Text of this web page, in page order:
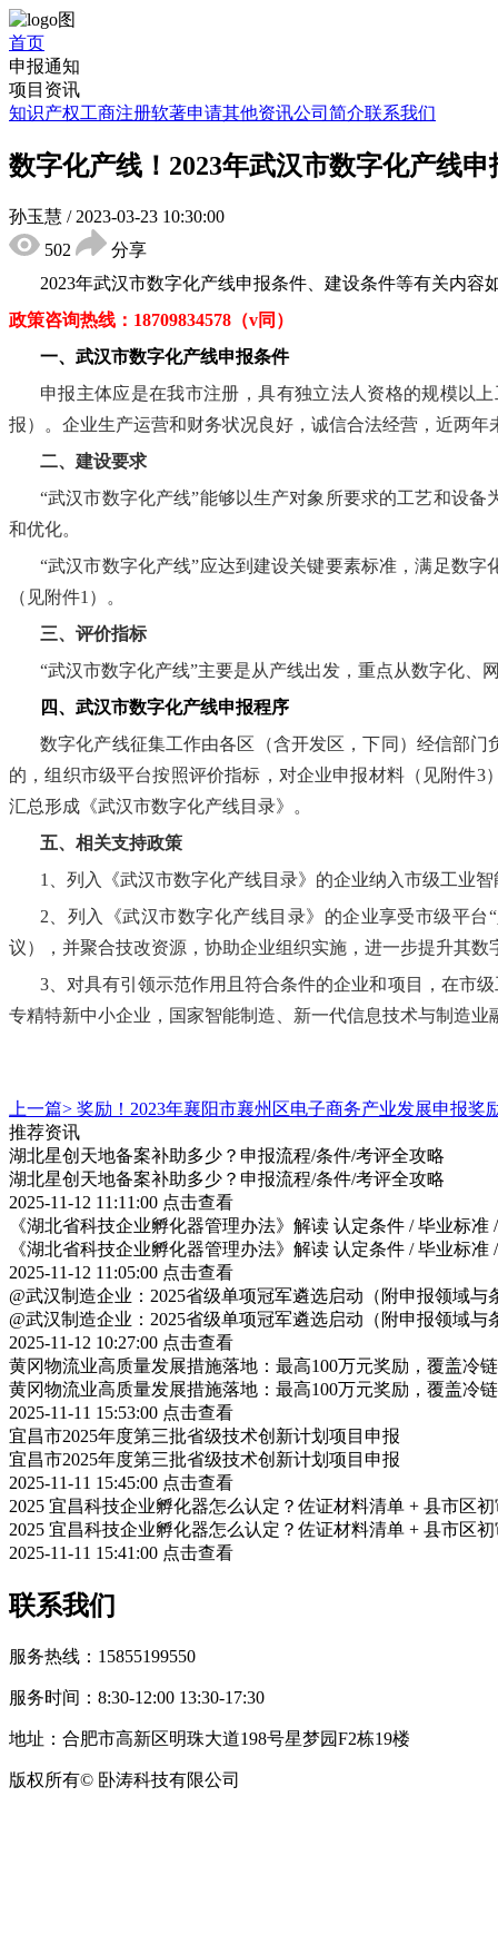
首页
申报通知
项目资讯
知识产权工商注册软著申请其他资讯公司简介联系我们
数字化产线！2023年武汉市数字化产线
孙玉慧 / 2023-03-23 10:30:00
502
分享
2023年武汉市数字化产线申报条件
建设条件等有关内容
政策咨询热线： 18709834578（v同 ）
一、 武汉市数字化产线申报条件
申报主体应是在我市注册，具有独立法人资格的规模以
报）。企业生产运营和财务状况良好，诚信合法经营，近两
二、建设要求
“武汉市数字化产线”能够以生产对象所要求的工艺和设
和优化。
“武汉市数字化产线”应达到建设关键要素标准，满足数
（见附件1）。
三、评价指标
“武汉市数字化产线”主要是从产线出发，重点从数字化
四、 武汉市数字化产线申报程序
数字化产线征集工作由各区（含开发区，下同）经信部
的，组织市级平台按照评价指标，对企业申报材料（见附件3
汇总形成《武汉市数字化产线目录》。
五、相关支持政策
1、列入《武汉市数字化产线目录》的企业纳入市级工业
2、列入《武汉市数字化产线目录》的企业享受市级平
议），并聚合技改资源，协助企业组织实施，进一步提升其
3、对具有引领示范作用且符合条件的企业和项目，在市
专精特新中小企业，国家智能制造、新一代信息技术与制造
上一篇> 奖励！2023年襄阳市襄州区电子商务产业发展申报奖
推荐资讯
湖北星创天地备案补助多少？申报流程/条件/考评全攻略
湖北星创天地备案补助多少？申报流程/条件/考评全攻略
2025-11-12 11:11:00 点击查看
《湖北省科技企业孵化器管理办法》解读 认定条件 / 毕业标准
《湖北省科技企业孵化器管理办法》解读 认定条件 / 毕业标准
2025-11-12 11:05:00 点击查看
@武汉制造企业：2025省级单项冠军遴选启动（附申报领域与
@武汉制造企业：2025省级单项冠军遴选启动（附申报领域与
2025-11-12 10:27:00 点击查看
黄冈物流业高质量发展措施落地：最高100万元奖励，覆盖冷
黄冈物流业高质量发展措施落地：最高100万元奖励，覆盖冷
2025-11-11 15:53:00 点击查看
宜昌市2025年度第三批省级技术创新计划项目申报
宜昌市2025年度第三批省级技术创新计划项目申报
2025-11-11 15:45:00 点击查看
2025 宜昌科技企业孵化器怎么认定？佐证材料清单 + 县市区
2025 宜昌科技企业孵化器怎么认定？佐证材料清单 + 县市区
2025-11-11 15:41:00 点击查看
联系我们
服务热线：15855199550
服务时间：8:30-12:00 13:30-17:30
地址：合肥市高新区明珠大道198号星梦园F2栋19楼
版权所有© 卧涛科技有限公司